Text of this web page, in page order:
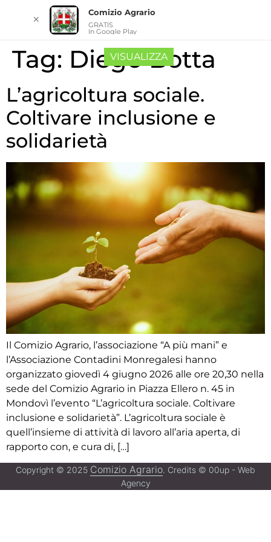
Tag: Diego Botta
L’agricoltura sociale.
Coltivare inclusione e
solidarietà
Il Comizio Agrario, l’associazione “A più mani” e
l’Associazione Contadini Monregalesi hanno
organizzato giovedì 4 giugno 2026 alle ore 20,30 nella
sede del Comizio Agrario in Piazza Ellero n. 45 in
Mondovì l’evento “L’agricoltura sociale. Coltivare
inclusione e solidarietà”. L’agricoltura sociale è
quell’insieme di attività di lavoro all’aria aperta, di
rapporto con, e cura di, […]
Copyright © 2025 Comizio Agrario. Credits © 00up - Web
Agency
✕
Comizio Agrario
GRATIS
In Google Play
VISUALIZZA